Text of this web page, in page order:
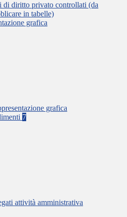
di diritto privato controllati (da
in tabelle)
grafica
grafica
7
attività amministrativa